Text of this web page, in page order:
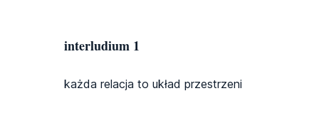
interludium 1
każda relacja to układ przestrzeni